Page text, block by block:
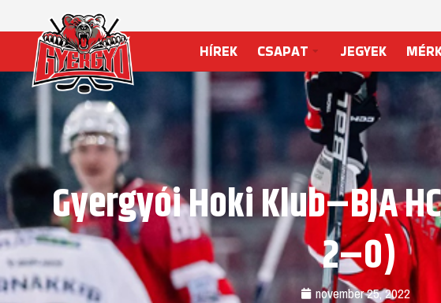
HÍREK CSAPAT JEGYEK
Gyergyói Hoki Klub–BJA
2–0)
november 25, 2022